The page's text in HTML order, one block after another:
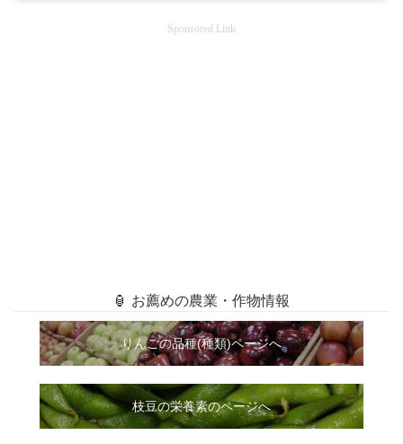
Sponsored Link
🏮 お薦めの農業・作物情報
りんごの品種(種類)ページへ
枝豆の栄養素のページへ